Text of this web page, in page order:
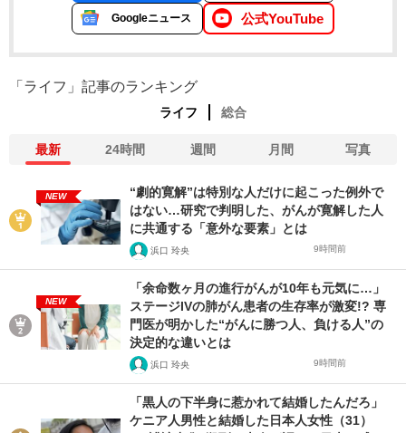
Googleニュース 公式YouTube
「ライフ」記事のランキング
ライフ 総合
最新 24時間 週間 月間 写真
NEW
“劇的寛解”は特別な人だけに起こった例外で
はない…研究で判明した、がんが寛解した人
に共通する「意外な要素」とは
浜口 玲央 9時間前
NEW
「余命数ヶ月の進行がんが10年も元気に…」
ステージIVの肺がん患者の生存率が激変!? 専
門医が明かした“がんに勝つ人、負ける人”の
決定的な違いとは
浜口 玲央 9時間前
「黒人の下半身に惹かれて結婚したんだろ」
ケニア人男性と結婚した日本人女性（31）